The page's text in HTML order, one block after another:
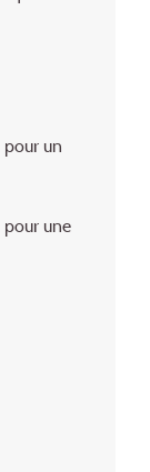
un
pour une